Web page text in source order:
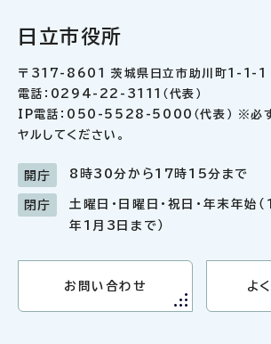
日立市役所
〒317-8601 茨城県日立市助川町1-1-1
電話：0294-22-3111（代表）
IP電話：050-5528-5000（代表） ※必ず
ヤルしてください。
開庁 8時30分から17時15分まで
閉庁
土曜日・日曜日・祝日・年末年始
年1月3日まで）
お問い合わせ よ